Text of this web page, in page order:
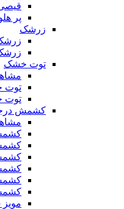
قیصی
پر
زرشک
زرشک
توت خشک
توت
توت
کشمش
مویز